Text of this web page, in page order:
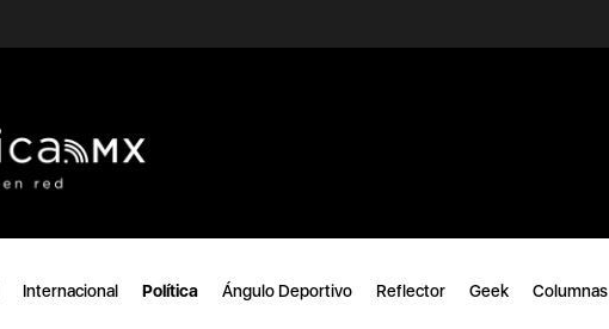
Internacional Política Ángulo Deportivo Reflector Geek Columnas